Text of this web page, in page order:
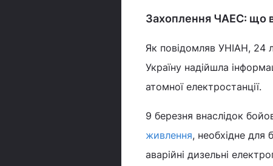
Захоплення ЧАЕС: що
Як повідомляв УНІАН, 24
Україну надійшла
атомної електростанції.
9 березня внаслідок
живлення, необхідне для
аварійні дизельні